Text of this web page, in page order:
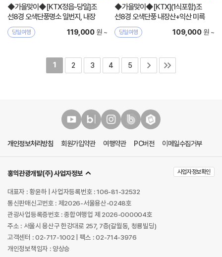
◆가을맞이◆[KTX정읍-당일]조
선8경 오색단풍명소 일번지, 내장
산
당일여행 119,000원 ~
◆가을맞이◆[KTX](1식포함)조
선8경 오색단풍 내장산+익산 미륵
사지
당일여행 109,000원 ~
1 2 3 4 5
개인정보처리방침 회원가입약관 여행약관 PC버전 이메일수집거부
사업자정보확인
홍익관광개발(주) 사업자정보
대표자 : 황윤하 | 사업자등록번호 : 106-81-32532
통신판매신고번호 : 제2026-서울용산-0248호
관광사업등록증번호 : 종합여행업 제 2026-000004호
주소 : 서울시 용산구 한강대로 257, 7층(갈월동, 청룡빌딩)
고객센터 : 02-717-1002 | 팩스 : 02-714-3976
개인정보책임자 : 양상승